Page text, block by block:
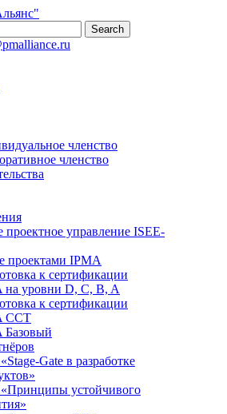
Search
членство
членство
проектное управление ISEE-
проектами IPMA
к сертификации
на уровни D, C, B, A
к сертификации
CCT
Базовый
Gate в разработке
устойчивого